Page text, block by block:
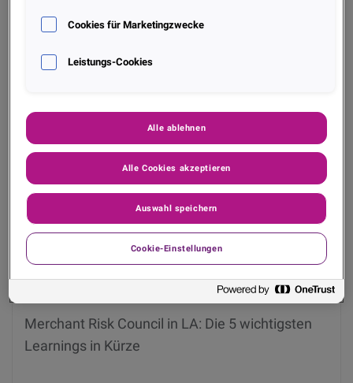
Modular, effizient, ML-basiert: Aidrian ist der
Merchant Risk Council in LA: Die 5 wichtigsten
Learnings in Kürze
Cookies für Marketingzwecke
Leistungs-Cookies
Alle ablehnen
Alle Cookies akzeptieren
Auswahl speichern
Cookie-Einstellungen